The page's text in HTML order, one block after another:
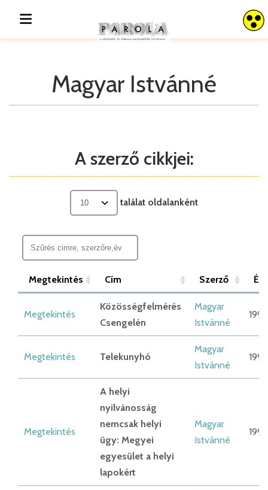
Magyar Istvánné
A szerző cikkjei:
találat oldalanként
Megtekintés Cím Szerző Év
Megtekintés
Közösségfelmérés
Csengelén
Magyar
Istvánné
1994
Megtekintés Telekunyhó
Magyar
Istvánné
1994
Megtekintés
A helyi
nyilvánosság
nemcsak helyi
ügy: Megyei
egyesület a helyi
lapokért
Magyar
Istvánné
1994